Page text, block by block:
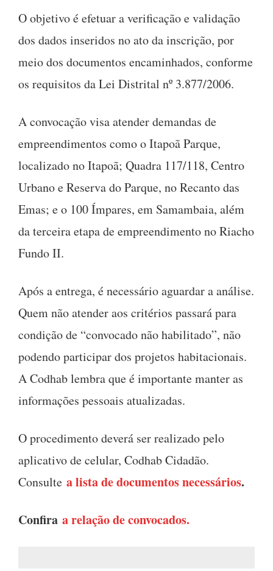
O objetivo é efetuar a verificação e validação
dos dados inseridos no ato da inscrição, por
meio dos documentos encaminhados, conforme
os requisitos da Lei Distrital nº 3.877/2006.
A convocação visa atender demandas de
empreendimentos como o Itapoã Parque,
localizado no Itapoã; Quadra 117/118, Centro
Urbano e Reserva do Parque, no Recanto das
Emas; e o 100 Ímpares, em Samambaia, além
da terceira etapa de empreendimento no Riacho
Fundo II.
Após a entrega, é necessário aguardar a análise.
Quem não atender aos critérios passará para
condição de “convocado não habilitado”, não
podendo participar dos projetos habitacionais.
A Codhab lembra que é importante manter as
informações pessoais atualizadas.
O procedimento deverá ser realizado pelo
aplicativo de celular, Codhab Cidadão.
Consulte a lista de documentos necessários.
Confira a relação de convocados.